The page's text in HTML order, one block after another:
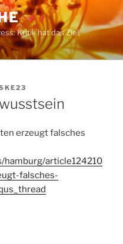
Kritik hat das Ziel,
erzeugt falsches
hamburg/article124210
falsches-